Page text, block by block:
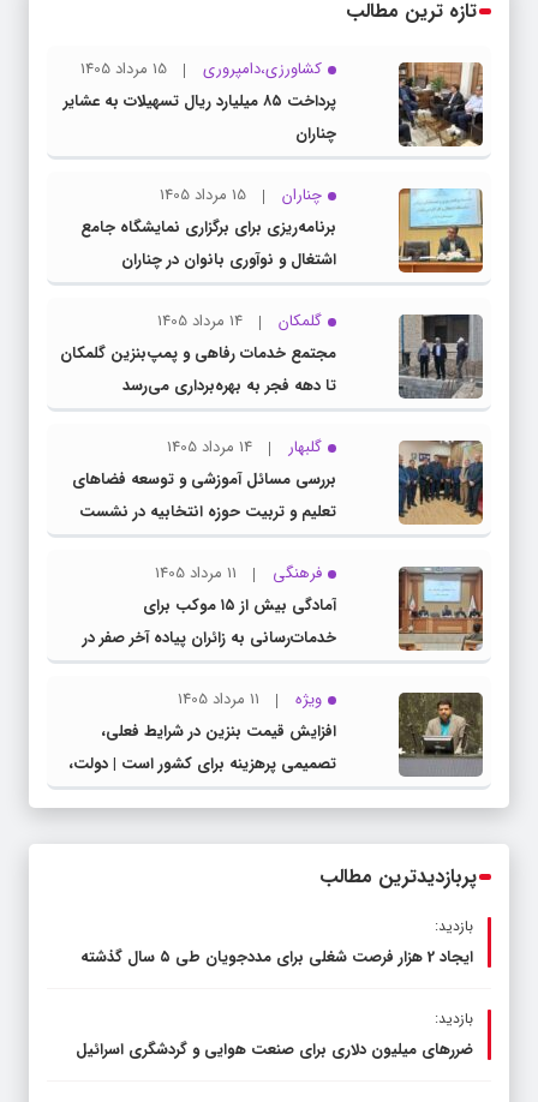
تازه ترین مطالب
کشاورزی،دامپروری
15 مرداد 1405
پرداخت ۸۵ میلیارد ریال تسهیلات به عشایر
چناران
چناران
15 مرداد 1405
برنامه‌ریزی برای برگزاری نمایشگاه جامع
اشتغال و نوآوری بانوان در چناران
گلمکان
14 مرداد 1405
مجتمع خدمات رفاهی و پمپ‌بنزین گلمکان
تا دهه فجر به بهره‌برداری می‌رسد
گلبهار
14 مرداد 1405
بررسی مسائل آموزشی و توسعه فضاهای
تعلیم و تربیت حوزه انتخابیه در نشست
مشترک عضو کمیسیون آموزش مجلس با
مدیرکل آموزش و پرورش خراسان رضوی
فرهنگی
11 مرداد 1405
آمادگی بیش از ۱۵ موکب برای
خدمات‌رسانی به زائران پیاده آخر صفر در
شهرستان چناران
ویژه
11 مرداد 1405
افزایش قیمت بنزین در شرایط فعلی،
تصمیمی پرهزینه برای کشور است | دولت،
قاچاق سوخت و عوامل اصلی ناترازی را
پربازدیدترین مطالب
بازدید:
ایجاد 2 هزار فرصت شغلی برای مددجویان طی ۵ سال گذشته
بازدید:
ضررهای میلیون دلاری برای صنعت هوایی و گردشگری اسرائیل